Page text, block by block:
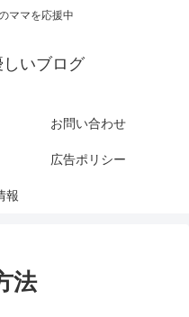
ママを応援中
いブログ
お問い合わせ
広告ポリシー
報
法